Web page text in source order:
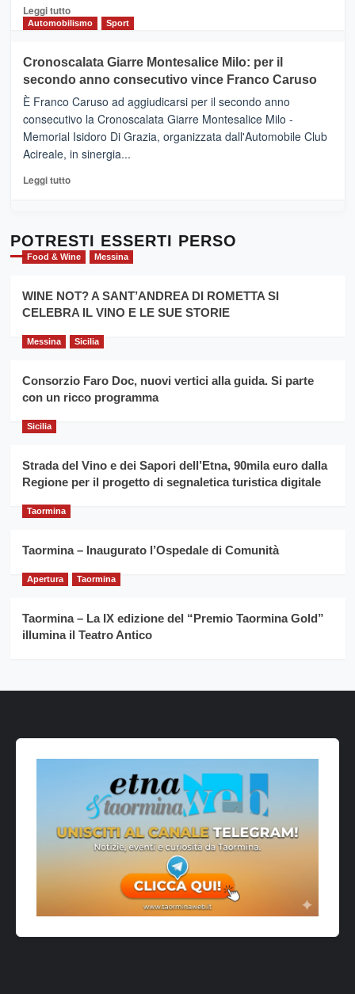
Gusto,
il
tra
sapori
vicoli
medievali
Leggi tuttoLeggi
di
Mondello
(Palermo)
–
“E
adesso
Pasta
–
Sicilia
l’
evento
per
la
filiera
grano
Automobilismo Sport
Cronoscalata Giarre Montesalice Milo: per il
secondo anno consecutivo vince Franco Caruso
È Franco Caruso ad aggiudicarsi per il secondo anno
consecutivo la Cronoscalata Giarre Montesalice Milo -
Memorial Isidoro Di Grazia, organizzata dall'Automobile Club
Acireale, in sinergia...
Leggi tuttoLeggi
Cronoscalata
Giarre
Montesalice
per
il
anno
Franco
Caruso
POTRESTI ESSERTI PERSO
Food & Wine Messina
WINE NOT? A SANT’ANDREA DI ROMETTA SI
CELEBRA IL VINO E LE SUE STORIE
Messina Sicilia
Consorzio Faro Doc, nuovi vertici alla guida. Si parte
con un ricco programma
Sicilia
Strada del Vino e dei Sapori dell’Etna, 90mila euro dalla
Regione per il progetto di segnaletica turistica digitale
Taormina
Taormina – Inaugurato l’Ospedale di Comunità
Apertura Taormina
Taormina – La IX edizione del “Premio Taormina Gold”
illumina il Teatro Antico